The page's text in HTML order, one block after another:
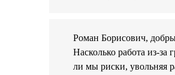
Роман Борисович,
Насколько работа из-
ли мы риски, увольняя